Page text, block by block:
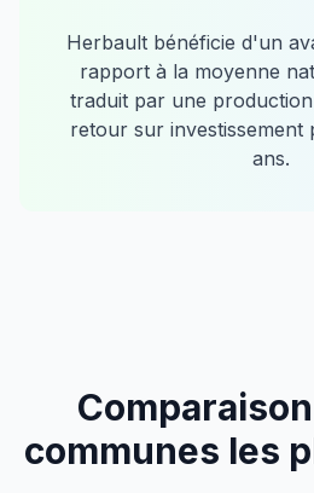
Herbault bénéficie d'un
rapport à la moyenne
traduit par une
retour sur investissement
ans.
communes les